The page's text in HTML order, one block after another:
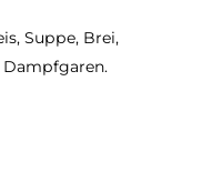
Suppe, Brei,